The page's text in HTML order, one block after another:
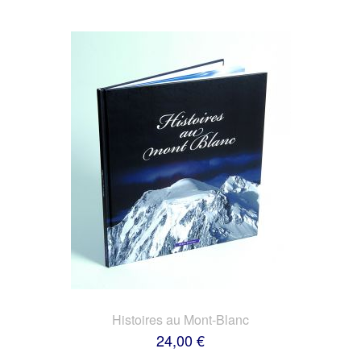
Histoires au Mont-Blanc
24,00 €